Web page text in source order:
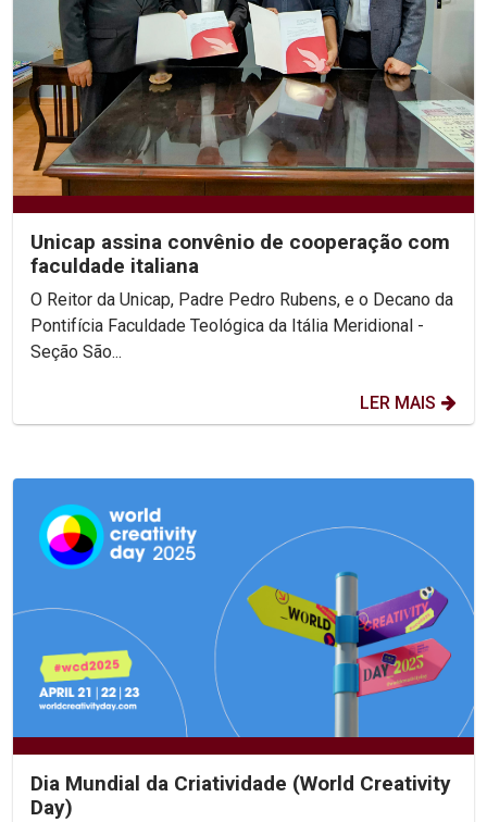
Unicap assina convênio de cooperação com
faculdade italiana
O Reitor da Unicap, Padre Pedro Rubens, e o Decano da
Pontifícia Faculdade Teológica da Itália Meridional -
Seção São...
LER MAIS
Dia Mundial da Criatividade (World Creativity
Day)